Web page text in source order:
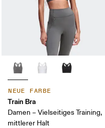
NEUE FARBE
Train Bra
Damen – Vielseitiges Training,
mittlerer Halt